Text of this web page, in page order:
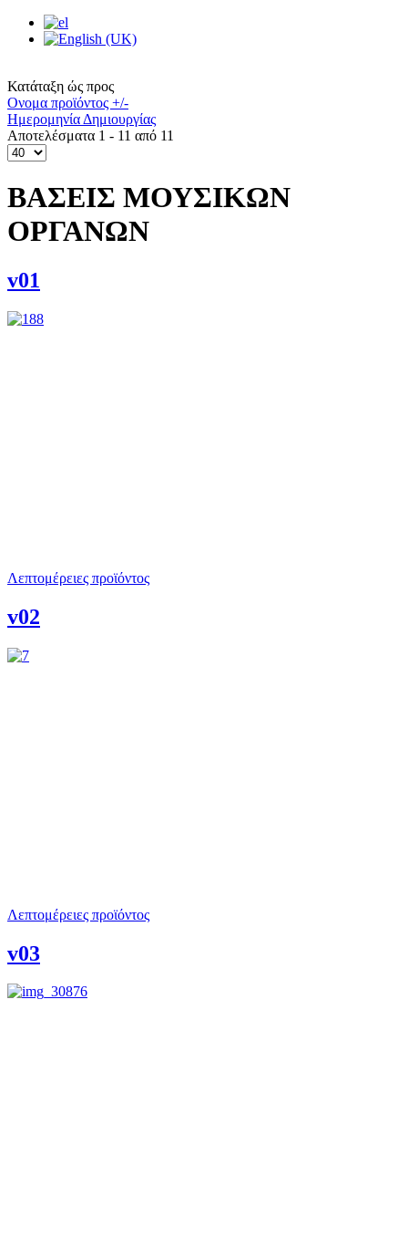
Κατάταξη ώς προς
Ονομα προϊόντος +/-
Ημερομηνία Δημιουργίας
Αποτελέσματα 1 - 11 από 11
ΒΑΣΕΙΣ ΜΟΥΣΙΚΩΝ
ΟΡΓΑΝΩΝ
v01
Λεπτομέρειες προϊόντος
v02
Λεπτομέρειες προϊόντος
v03